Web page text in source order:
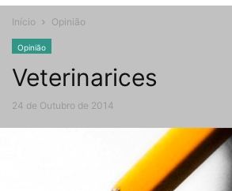
Início Opinião
Opinião
Veterinarices
24 de Outubro de 2014